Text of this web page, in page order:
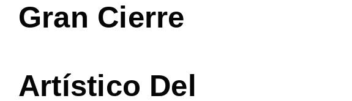
Gran Cierre
Artístico Del